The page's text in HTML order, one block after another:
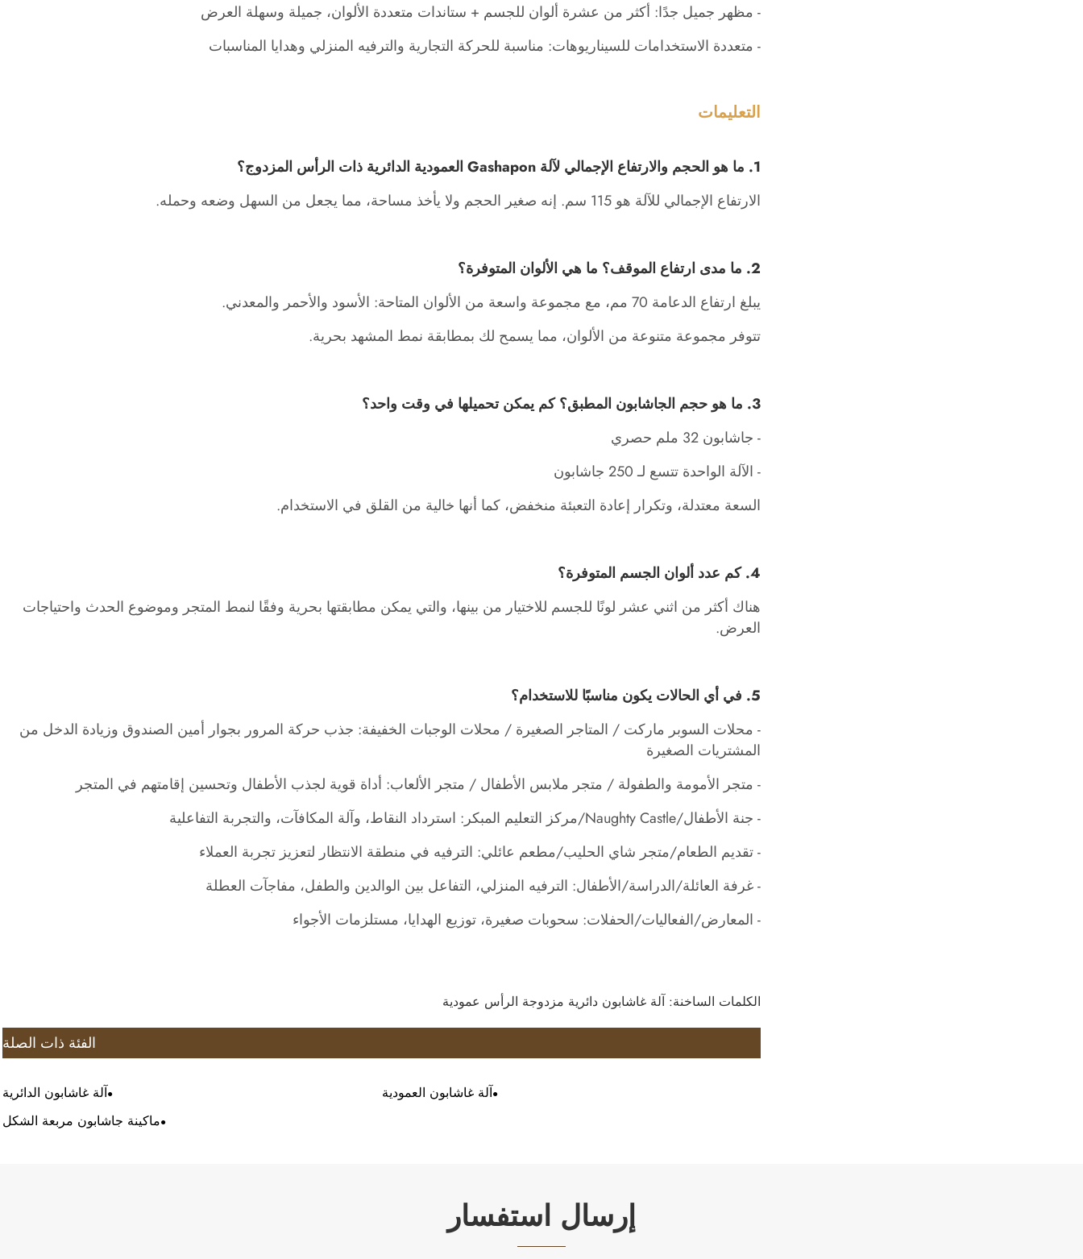
- مظهر جميل جدًا: أكثر من عشرة ألوان للجسم + ستاندات متعددة الألوان، جميلة وسهلة العرض
- متعددة الاستخدامات للسيناريوهات: مناسبة للحركة التجارية والترفيه المنزلي وهدايا المناسبات
التعليمات
1. ما هو الحجم والارتفاع الإجمالي لآلة Gashapon العمودية الدائرية ذات الرأس المزدوج؟
الارتفاع الإجمالي للآلة هو 115 سم. إنه صغير الحجم ولا يأخذ مساحة، مما يجعل من السهل وضعه وحمله.
2. ما مدى ارتفاع الموقف؟ ما هي الألوان المتوفرة؟
يبلغ ارتفاع الدعامة 70 مم، مع مجموعة واسعة من الألوان المتاحة: الأسود والأحمر والمعدني.
تتوفر مجموعة متنوعة من الألوان، مما يسمح لك بمطابقة نمط المشهد بحرية.
3. ما هو حجم الجاشابون المطبق؟ كم يمكن تحميلها في وقت واحد؟
- جاشابون 32 ملم حصري
- الآلة الواحدة تتسع لـ 250 جاشابون
السعة معتدلة، وتكرار إعادة التعبئة منخفض، كما أنها خالية من القلق في الاستخدام.
4. كم عدد ألوان الجسم المتوفرة؟
هناك أكثر من اثني عشر لونًا للجسم للاختيار من بينها، والتي يمكن مطابقتها بحرية وفقًا لنمط المتجر وموضوع الحدث واحتياجات
العرض.
5. في أي الحالات يكون مناسبًا للاستخدام؟
- محلات السوبر ماركت / المتاجر الصغيرة / محلات الوجبات الخفيفة: جذب حركة المرور بجوار أمين الصندوق وزيادة الدخل من
المشتريات الصغيرة
- متجر الأمومة والطفولة / متجر ملابس الأطفال / متجر الألعاب: أداة قوية لجذب الأطفال وتحسين إقامتهم في المتجر
- جنة الأطفال/Naughty Castle/مركز التعليم المبكر: استرداد النقاط، وآلة المكافآت، والتجربة التفاعلية
- تقديم الطعام/متجر شاي الحليب/مطعم عائلي: الترفيه في منطقة الانتظار لتعزيز تجربة العملاء
- غرفة العائلة/الدراسة/الأطفال: الترفيه المنزلي، التفاعل بين الوالدين والطفل، مفاجآت العطلة
- المعارض/الفعاليات/الحفلات: سحوبات صغيرة، توزيع الهدايا، مستلزمات الأجواء
الكلمات الساخنة: آلة غاشابون دائرية مزدوجة الرأس عمودية
الفئة ذات الصلة
آلة غاشابون الدائرية
آلة غاشابون العمودية
ماكينة جاشابون مربعة الشكل
إرسال استفسار